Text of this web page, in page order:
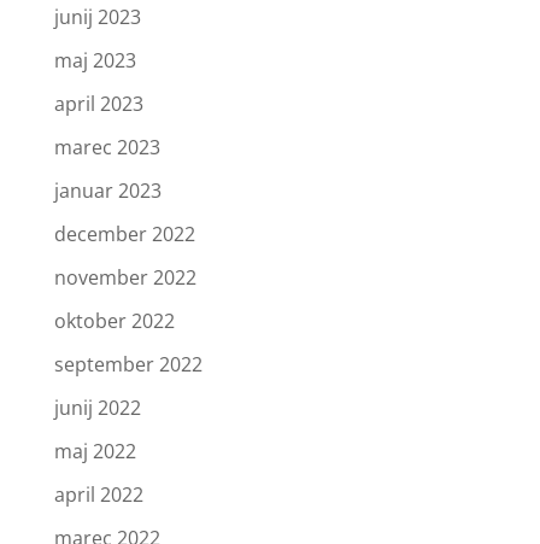
junij 2023
maj 2023
april 2023
marec 2023
januar 2023
december 2022
november 2022
oktober 2022
september 2022
junij 2022
maj 2022
april 2022
marec 2022